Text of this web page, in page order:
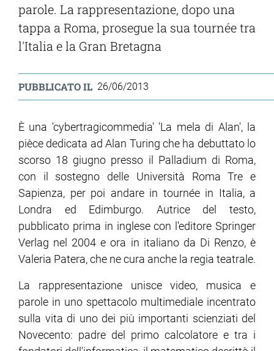
parole. La rappresentazione, dopo una
tappa a Roma, prosegue la sua tournée tra
l'Italia e la Gran Bretagna
PUBBLICATO IL 26/06/2013
È una 'cybertragicommedia' 'La mela di Alan', la
pièce dedicata ad Alan Turing che ha debuttato lo
scorso 18 giugno presso il Palladium di Roma,
con il sostegno delle Università Roma Tre e
Sapienza, per poi andare in tournée in Italia, a
Londra ed Edimburgo. Autrice del testo,
pubblicato prima in inglese con l'editore Springer
Verlag nel 2004 e ora in italiano da Di Renzo, è
Valeria Patera, che ne cura anche la regia teatrale.
La rappresentazione unisce video, musica e
parole in uno spettacolo multimediale incentrato
sulla vita di uno dei più importanti scienziati del
Novecento: padre del primo calcolatore e tra i